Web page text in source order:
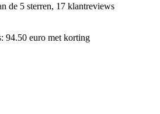
de 5 sterren, 17 klantreviews
94.50 euro met korting